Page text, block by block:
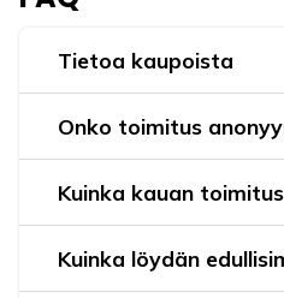
Tietoa kaupoista
Onko toimitus
Kuinka kauan
Kuinka löydän